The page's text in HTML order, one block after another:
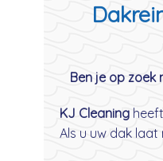
Ben je op zoek
KJ Cleaning
Als u uw dak